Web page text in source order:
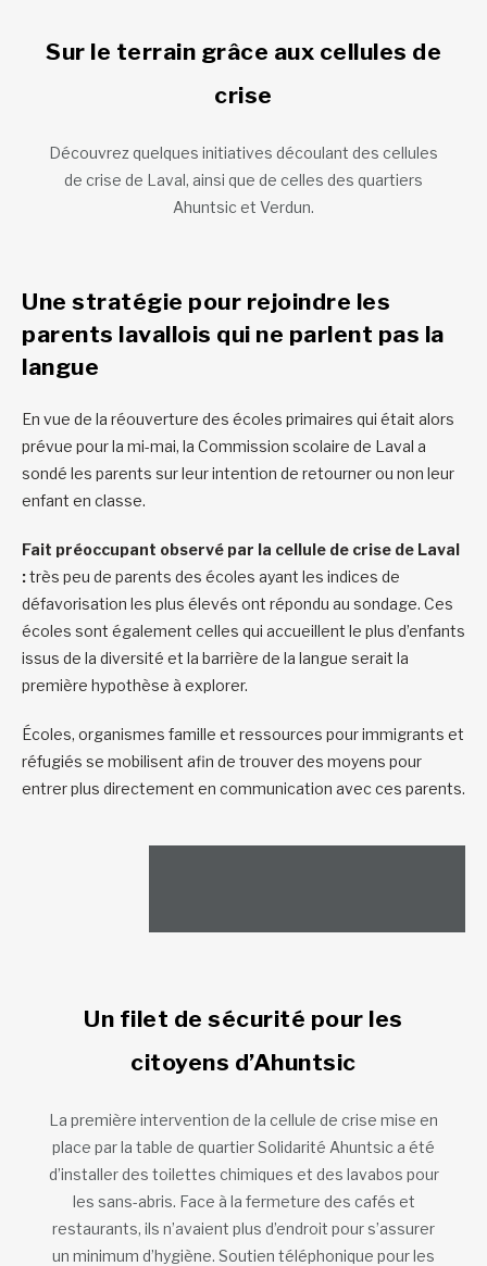
Sur le terrain grâce aux cellules de
crise
Découvrez quelques initiatives découlant des cellules
de crise de Laval, ainsi que de celles des quartiers
Ahuntsic et Verdun.
Une stratégie pour rejoindre les
parents lavallois qui ne parlent pas la
langue
En vue de la réouverture des écoles primaires qui était alors
prévue pour la mi-mai, la Commission scolaire de Laval a
sondé les parents sur leur intention de retourner ou non leur
enfant en classe.
Fait préoccupant observé par la cellule de crise de Laval
:très peu de parents des écoles ayant les indices de
défavorisation les plus élevés ont répondu au sondage. Ces
écoles sont également celles qui accueillent le plus d’enfants
issus de la diversité et la barrière de la langue serait la
première hypothèse à explorer.
Écoles, organismes famille et ressources pour immigrants et
réfugiés se mobilisent afin de trouver des moyens pour
entrer plus directement en communication avec ces parents.
Un filet de sécurité pour les
citoyens d’Ahuntsic
La première intervention de la cellule de crise mise en
place par la table de quartier Solidarité Ahuntsic a été
d’installer des toilettes chimiques et des lavabos pour
les sans-abris. Face à la fermeture des cafés et
restaurants, ils n’avaient plus d’endroit pour s’assurer
un minimum d’hygiène. Soutien téléphonique pour les